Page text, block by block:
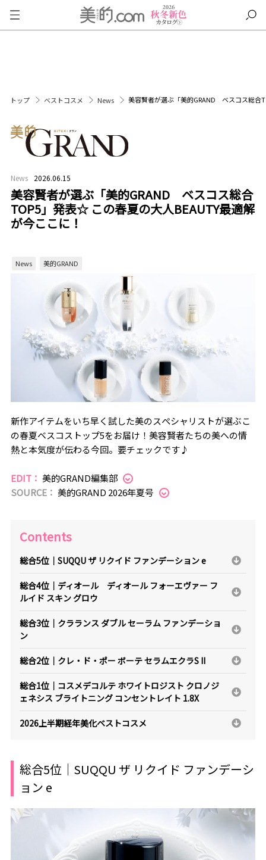
トップ ベストコスメ News 美容賢者が選ぶ「美的GRAND ベスコス総合
News 2026.06.15
美容賢者が選ぶ「美的GRAND ベスコス総合
TOP5」発表☆ この春夏の大人BEAUTY最適解
が今ここに！
News 美的GRAND
新作アイテムをいち早く試した美のスぺシャリストが選ぶこ
の春夏ベスコストップ5をお届け！美容賢者たちの美への情
熱と本気度が伝わる今回。要チェックです♪
EDIT： 美的GRAND編集部
SOURCE： 美的GRAND 2026年夏号
Contents
総合5位｜SUQQU ザ リクイド ファンデーション e
総合4位｜ディオール ディオール フォーエヴァー フ
ルイド スキン グロウ
総合3位｜クラランス ダブル セーラム ファンデーショ
ン
総合2位｜クレ・ド・ポー ボーテ セラムエクラS II
総合1位｜コスメデコルテ ホワイトロジスト クロノジ
ェネシス ブライトニング コンセントレイト 1.8X
2026上半期経年美化ベストコスメ
総合5位｜SUQQU ザ リクイド ファンデーシ
ョン e